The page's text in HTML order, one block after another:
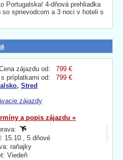
Portugalska! 4-dňová prehliadka
sprievodcom a 3 noci v hoteli s
zájazdu od:
799 €
príplatkami od:
799 €
, Stred
zájazdy
a popis zájazdu »
15.10., 5 dňové
raňajky
Viedeň